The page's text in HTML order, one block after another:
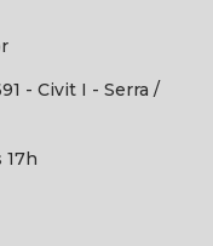
- Civit I - Serra /
17h